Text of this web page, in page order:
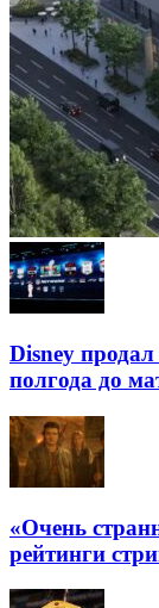
Disney
полгода до
«Очень
рейтинги